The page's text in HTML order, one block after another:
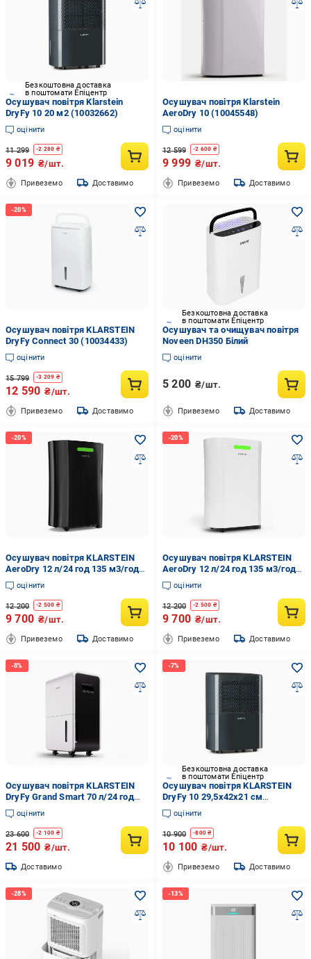
Безкоштовна доставка
в поштомати Епіцентр
Осушувач повітря Klarstein
DryFy 10 20 м2 (10032662)
оцінити
11 299 -2 280 ₴
9 019 ₴/шт.
Привеземо Доставимо
Осушувач повітря Klarstein
AeroDry 10 (10045548)
оцінити
12 599 -2 600 ₴
9 999 ₴/шт.
Привеземо Доставимо
Осушувач повітря KLARSTEIN
DryFy Connect 30 (10034433)
оцінити
15 799 -3 209 ₴
12 590 ₴/шт.
Привеземо Доставимо
Безкоштовна доставка
в поштомати Епіцентр
Осушувач та очищувач повітря
Noveen DH350 Білий
оцінити
5 200 ₴/шт.
Привеземо Доставимо
Осушувач повітря KLARSTEIN
AeroDry 12 л/24 год 135 м3/год
(10046326)
оцінити
12 200 -2 500 ₴
9 700 ₴/шт.
Привеземо Доставимо
Осушувач повітря KLARSTEIN
AeroDry 12 л/24 год 135 м3/год
(10046325)
оцінити
12 200 -2 500 ₴
9 700 ₴/шт.
Привеземо Доставимо
Осушувач повітря KLARSTEIN
DryFy Grand Smart 70 л/24 год
(10045545)
оцінити
23 600 -2 100 ₴
21 500 ₴/шт.
Доставимо
Безкоштовна доставка
в поштомати Епіцентр
Осушувач повітря KLARSTEIN
DryFy 10 29,5x42x21 см
(10032662)
оцінити
10 900 -800₴
10 100 ₴/шт.
Привеземо Доставимо